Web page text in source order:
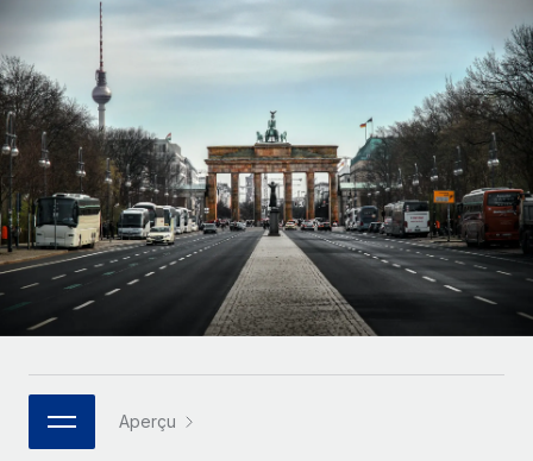
Gestion des freelances
Intégrez et gérez vos freelances partout dans le monde
PEO
Sous-traitez les opérations complexes liées à l’emploi
INFRASTRUCTURE
Intégration Remote
Intégrez vos RH aux flux de travail en toute simplicité
Plateforme
Connecter
Nouveau
Connectez n'importe quel outil d’IA à Remote grâce à
Comparer Remote
Examinez notre service par rapport aux autres
CROISSANCE
Start-ups
Des solutions agiles et internationales pour les RH et la
paie des entreprises en pleine croissance
Entreprises intermédiaires
Développez vos équipes avec des solutions RH sur
Entreprise
Les RH à l’international pour les grandes entreprises
pays
Calculateur de paiement des freelances
Découvrez les devises disponibles et les vitesses de
paiement pour vos freelances internationaux
APPRENDRE AVEC REMOTE
Recherche et guides
Études de cas
Checklists et modèles
Descriptions de postes
Nederlands
Français
Deutsch
Español
Italiano
Português (Portugal)
日本語
한국어
Connexion
Aperçu